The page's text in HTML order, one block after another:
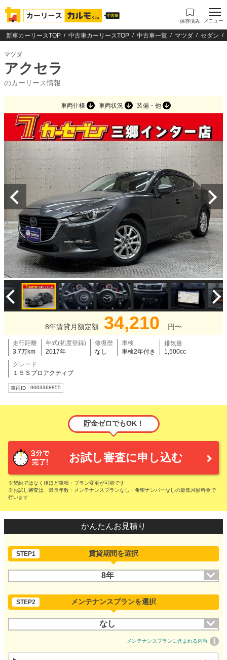
保存済み メニュー
新車カーリースTOP 中古車カーリースTOP 中古車一覧 マツダ セダン
マツダ
アクセラ
のカーリース情報
車両仕様 車両状況 装備・他
8年賃貸月額定額 34,210 円〜
走行距離
3.7万km
年式(初度登録)
2017年
修復歴
なし
車検
車検2年付き
排気量
1,500cc
グレード
１５Ｓプロアクティブ
車両ID 0003368855
貯金ゼロでもOK！
お試し審査に申し込む
※契約ではなく後ほど車種・プラン変更が可能です
※お試し審査は、最長年数・メンテナンスプランなし・希望ナンバーなしの最低月額料金で
行います
かんたんお見積り
STEP1 賃貸期間を選択
8年
STEP2 メンテナンスプランを選択
なし
メンテナンスプランに含まれる内容